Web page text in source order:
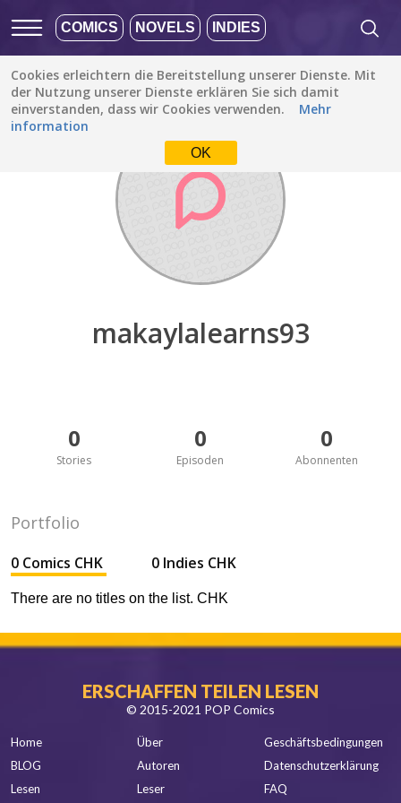
COMICS NOVELS INDIES
Cookies erleichtern die Bereitstellung unserer Dienste. Mit
der Nutzung unserer Dienste erklären Sie sich damit
einverstanden, dass wir Cookies verwenden.
Mehr
information
OK
Entdecken / makaylalearns93
makaylalearns93
0
Stories
0
Episoden
0
Abonnenten
Portfolio
0 Comics CHK 0 Indies CHK
There are no titles on the list. CHK
ERSCHAFFEN TEILEN LESEN
© 2015-2021 POP Comics
Home
BLOG
Lesen
Über
Autoren
Leser
Geschäftsbedingungen
Datenschutzerklärung
FAQ